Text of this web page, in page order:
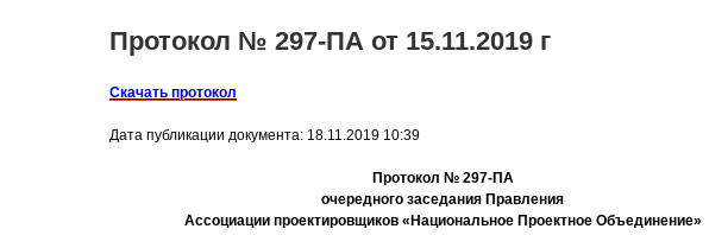
Протокол № 297-ПА от 15.11.2019 г
Скачать протокол
Дата публикации документа: 18.11.2019 10:39
Протокол № 297-ПА
очередного заседания Правления
Ассоциации проектировщиков «Национальное Проектное Объединение»